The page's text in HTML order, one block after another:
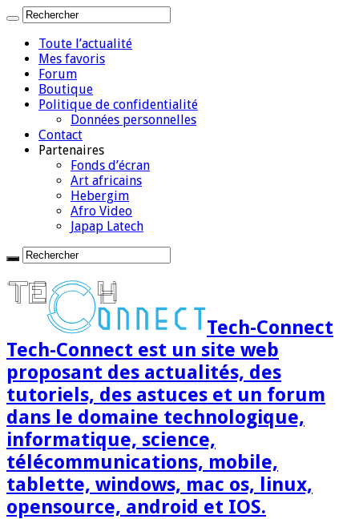
Toute l’actualité
Mes favoris
Forum
Boutique
Politique de confidentialité
Données personnelles
Contact
Partenaires
Fonds d’écran
Art africains
Hebergim
Afro Video
Japap Latech
Tech-Connect
Tech-Connect est un site web
proposant des actualités, des
tutoriels, des astuces et un forum
dans le domaine technologique,
informatique, science,
télécommunications, mobile,
tablette, windows, mac os, linux,
opensource, android et IOS.